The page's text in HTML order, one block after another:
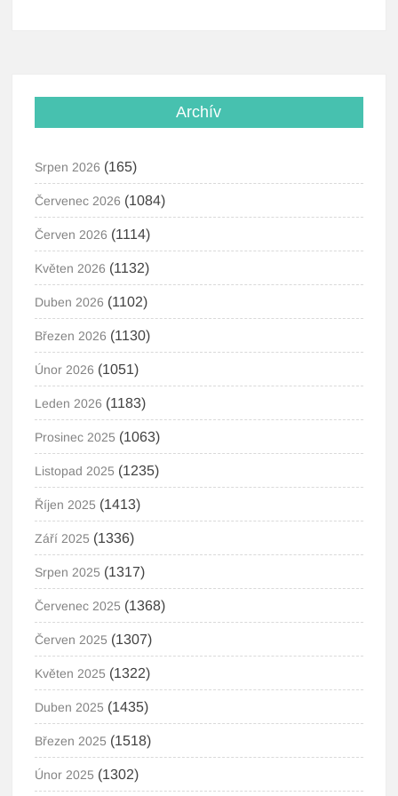
Archív
Srpen 2026 (165)
Červenec 2026 (1084)
Červen 2026 (1114)
Květen 2026 (1132)
Duben 2026 (1102)
Březen 2026 (1130)
Únor 2026 (1051)
Leden 2026 (1183)
Prosinec 2025 (1063)
Listopad 2025 (1235)
Říjen 2025 (1413)
Září 2025 (1336)
Srpen 2025 (1317)
Červenec 2025 (1368)
Červen 2025 (1307)
Květen 2025 (1322)
Duben 2025 (1435)
Březen 2025 (1518)
Únor 2025 (1302)